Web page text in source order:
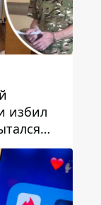
избил